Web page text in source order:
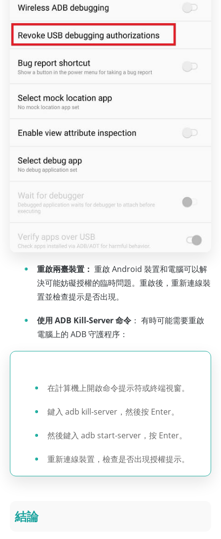
重啟兩臺裝置： 重啟 Android 裝置和電腦可以解
決可能妨礙授權的臨時問題。重啟後，重新連線裝
置並檢查提示是否出現。
使用 ADB Kill-Server 命令 ： 有時可能需要重啟
電腦上的 ADB 守護程序：
在計算機上開啟命令提示符或終端視窗。
鍵入 adb kill-server，然後按 Enter。
然後鍵入 adb start-server，按 Enter。
重新連線裝置，檢查是否出現授權提示。
結論